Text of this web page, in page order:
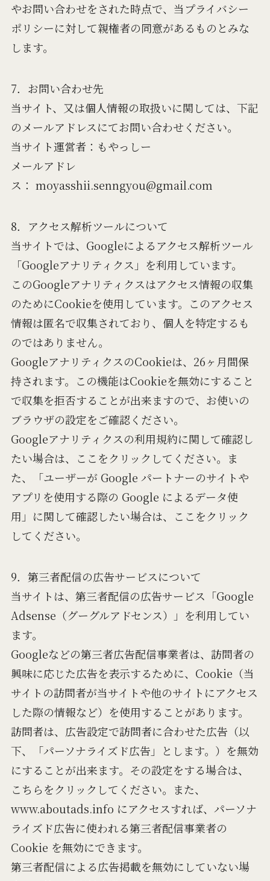
やお問い合わせをされた時点で、当プライバシー
ポリシーに対して親権者の同意があるものとみな
します。
7．お問い合わせ先
当サイト、又は個人情報の取扱いに関しては、下記
のメールアドレスにてお問い合わせください。
当サイト運営者：もやっしー
メールアドレ
ス： moyasshii.senngyou@gmail.com
8．アクセス解析ツールについて
当サイトでは、Googleによるアクセス解析ツール
「Googleアナリティクス」を利用しています。
このGoogleアナリティクスはアクセス情報の収集
のためにCookieを使用しています。このアクセス
情報は匿名で収集されており、個人を特定するも
のではありません。
GoogleアナリティクスのCookieは、26ヶ月間保
持されます。この機能はCookieを無効にすること
で収集を拒否することが出来ますので、お使いの
ブラウザの設定をご確認ください。
Googleアナリティクスの利用規約に関して確認し
たい場合は、ここをクリックしてください。ま
た、「ユーザーが Google パートナーのサイトや
アプリを使用する際の Google によるデータ使
用」に関して確認したい場合は、ここをクリック
してください。
9．第三者配信の広告サービスについて
当サイトは、第三者配信の広告サービス「Google
Adsense（グーグルアドセンス）」を利用してい
ます。
Googleなどの第三者広告配信事業者は、訪問者の
興味に応じた広告を表示するために、Cookie（当
サイトの訪問者が当サイトや他のサイトにアクセス
した際の情報など）を使用することがあります。
訪問者は、広告設定で訪問者に合わせた広告（以
下、「パーソナライズド広告」とします。）を無効
にすることが出来ます。その設定をする場合は、
こちらをクリックしてください。また、
www.aboutads.info にアクセスすれば、パーソナ
ライズド広告に使われる第三者配信事業者の
Cookie を無効にできます。
第三者配信による広告掲載を無効にしていない場